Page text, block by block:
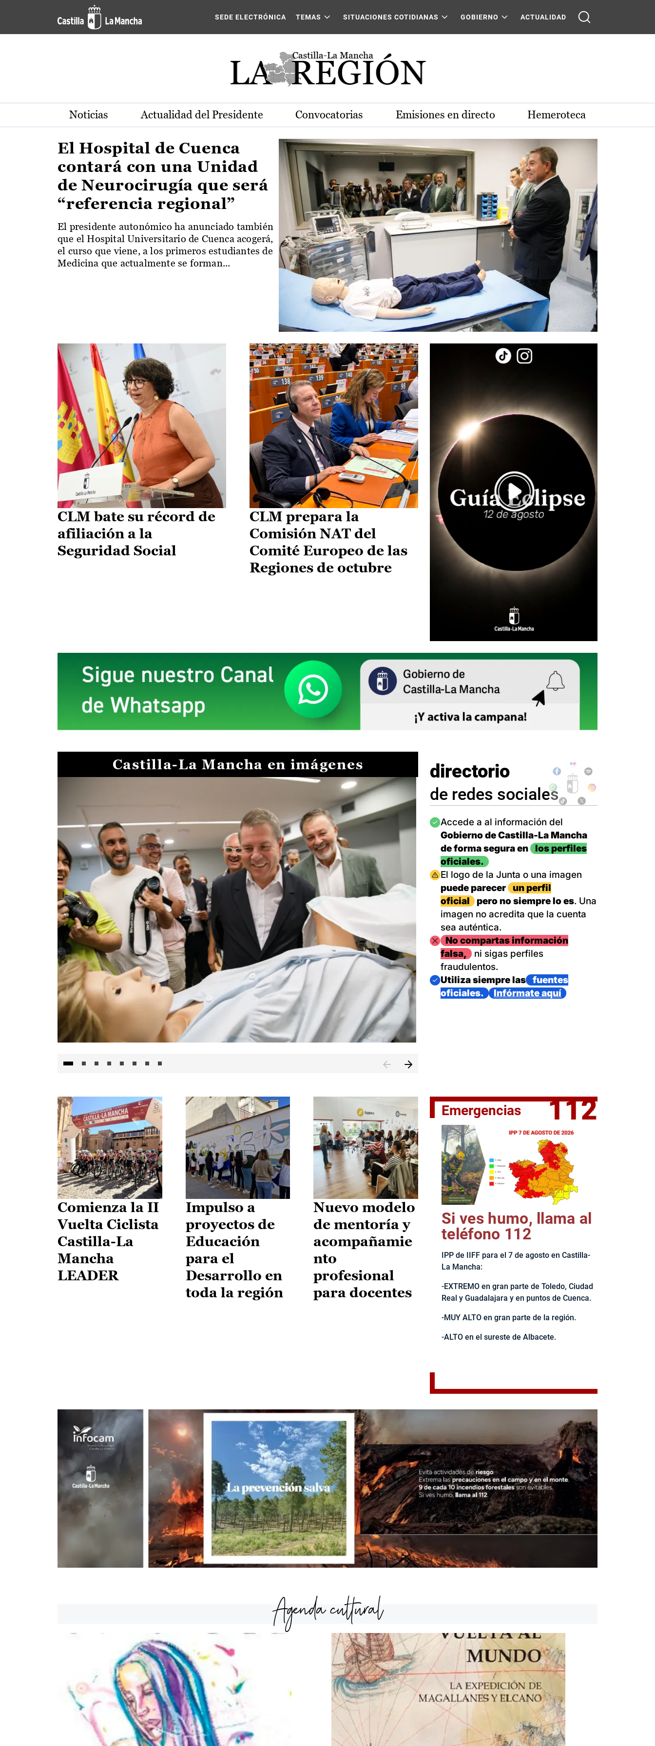
Pasar al contenido principal
Actualidad de la región de Castilla-La Mancha
SEDE ELECTRÓNICA TEMAS SITUACIONES COTIDIANAS GOBIERNO ACTUALIDAD
Noticias Actualidad del Presidente Convocatorias Emisiones en directo Hemeroteca
El Hospital de Cuenca
contará con una Unidad
de Neurocirugía que será
“referencia regional”
El presidente autonómico ha anunciado también
que el Hospital Universitario de Cuenca acogerá,
el curso que viene, a los primeros estudiantes de
Medicina que actualmente se forman...
CLM bate su récord de
afiliación a la
Seguridad Social
CLM prepara la
Comisión NAT del
Comité Europeo de las
Regiones de octubre
Castilla-La Mancha en imágenes
El jefe del Ejecutivo castellanomanchego, Emiliano García-
directorio
de redes sociales
Imagen
Accede a al información del
Gobierno de Castilla-La Mancha
de forma segura en
los perfiles
oficiales.
Imagen
El logo de la Junta o una imagen
puede parecer
un perfil
oficial
pero no siempre lo es. Una
imagen no acredita que la cuenta
sea auténtica.
ImagenNo compartas información
falsa,
ni sigas perfiles
fraudulentos.
Imagen
Utiliza siempre las
fuentes
oficiales.
Infórmate aquí
Comienza la II
Vuelta Ciclista
Castilla-La
Mancha
LEADER
Impulso a
proyectos de
Educación
para el
Desarrollo en
toda la región
Nuevo modelo
de mentoría y
acompañamie
nto
profesional
para docentes
Emergencias 112
Si ves humo, llama al
teléfono 112
IPP de IIFF para el 7 de agosto en Castilla-
La Mancha:
-EXTREMO en gran parte de Toledo, Ciudad
Real y Guadalajara y en puntos de Cuenca.
-MUY ALTO en gran parte de la región.
-ALTO en el sureste de Albacete.
Agenda cultural